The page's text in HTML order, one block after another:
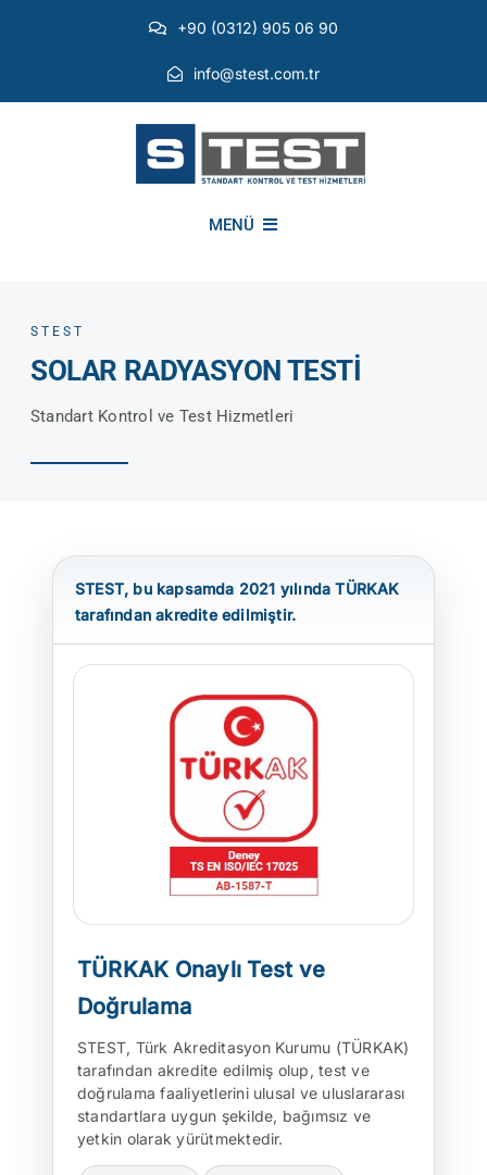
+90 (0312) 905 06 90
info@stest.com.tr
MENÜ
ÇEVRESEL TESTLER
OTOMOTİV TESTLERİ
BLOG
İLETİŞİM
STEST
SOLAR RADYASYON TESTİ
Standart Kontrol ve Test Hizmetleri
STEST, bu kapsamda 2021 yılında TÜRKAK
tarafından akredite edilmiştir.
TÜRKAK Onaylı Test ve
Doğrulama
STEST, Türk Akreditasyon Kurumu (TÜRKAK)
tarafından akredite edilmiş olup, test ve
doğrulama faaliyetlerini ulusal ve uluslararası
standartlara uygun şekilde, bağımsız ve
yetkin olarak yürütmektedir.